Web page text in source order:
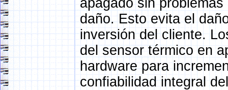
daño. Esto evita el
inversión del cliente.
del sensor térmico en
hardware para
confiabilidad integral